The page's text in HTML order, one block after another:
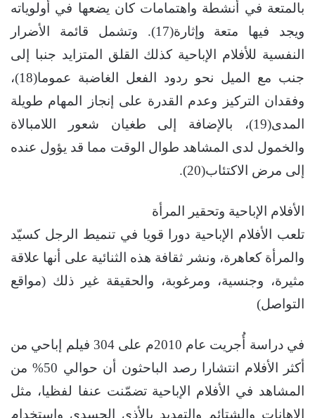
بالمتعة في أنشطة واهتمامات كان يضعها في أولوياته
ويجد فيها متعة وإثارة(17). وتشمل قائمة الأضرار
النفسية للأفلام الإباحية كذلك القلق المتزايد جنبا إلى
جنب مع الميل نحو ردود الفعل الغاضبة عموما(18)،
وفقدان التركيز وعدم القدرة على إنجاز المهام طويلة
المدى(19)، بالإضافة إلى طغيان شعور اللامبالاة
والخمول لدى المشاهد طوال الوقت مما قد يؤول عنده
إلى مرض الاكتئاب(20).
الأفلام الإباحية وتحقير المرأة
تلعب الأفلام الإباحية دورا قويا في تنميط الرجل كسيّد
والمرأة كعاهرة، ونشر ثقافة هذه الثنائية على أنها علاقة
مثيرة، وجنسية، ومرغوبة، والحقيقة غير ذلك (مواقع
التواصل)
في دراسة أُجريت عام 2010م على 304 فيلم إباحي من
أكثر الأفلام انتشارا رصد الباحثون أن حوالي 50% من
المشاهد في الأفلام الإباحية تضمّنت عنفا لفظيا، مثل
الإهانات والشتائم والتهديد بالأذى الجسدي واستخدام